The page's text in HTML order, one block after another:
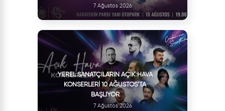
7 Ağustos 2026
YEREL SANATÇILARIN AÇIK HAVA
KONSERLERI 10 AĞUSTOS’TA
BAŞLIYOR
7 Ağustos 2026